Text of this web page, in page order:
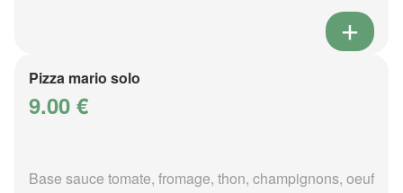
Pizza mario solo
9.00 €
Base sauce tomate, fromage, thon, champignons, oeuf